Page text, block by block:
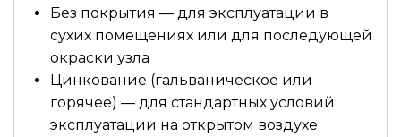
Без покрытия — для эксплуатации в
сухих помещениях или для последующей
окраски узла
Цинкование (гальваническое или
горячее) — для стандартных условий
эксплуатации на открытом воздухе